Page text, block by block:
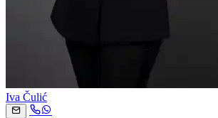
Iva Čulić